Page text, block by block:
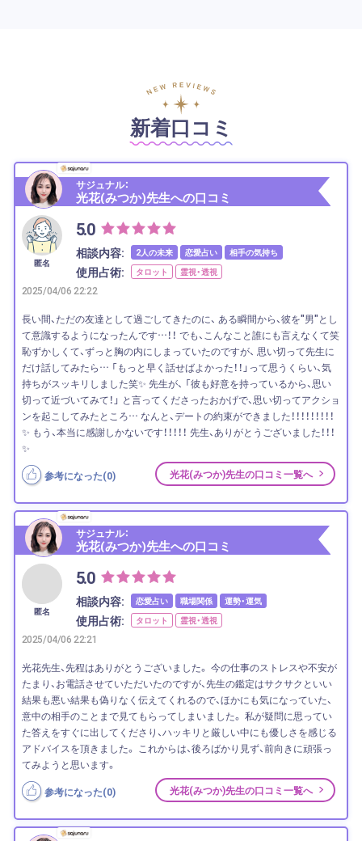
新着口コミ
サジュナル：
光花(みつか)先生への口コミ
匿名
5.0
相談内容: 2人の未来 恋愛占い 相手の気持ち
使用占術: タロット 霊視・透視
2025/04/06 22:22
長い間、ただの友達として過ごしてきたのに、 ある瞬間から、彼を"男"とし
て意識するようになったんです…！！ でも、こんなこと誰にも言えなくて笑
恥ずかしくて、ずっと胸の内にしまっていたのですが、 思い切って先生に
だけ話してみたら… 「もっと早く話せばよかった！！」って思うくらい、気
持ちがスッキリしました笑✨ 先生が、 「彼も好意を持っているから、思い
切って近づいてみて！」 と言ってくださったおかげで、思い切ってアクショ
ンを起こしてみたところ… なんと、デートの約束ができました！！！！！！！！！
✨ もう、本当に感謝しかないです！！！！！ 先生、ありがとうございました！！！
✨
参考になった(0) 光花(みつか)先生の口コミ一覧へ
サジュナル：
光花(みつか)先生への口コミ
匿名
5.0
相談内容: 恋愛占い 職場関係 運勢・運気
使用占術: タロット 霊視・透視
2025/04/06 22:21
光花先生、先程はありがとうございました。 今の仕事のストレスや不安が
たまり、お電話させていただいたのですが、先生の鑑定はサクサクといい
結果も悪い結果も偽りなく伝えてくれるので、ほかにも気になっていた、
意中の相手のことまで見てもらってしまいました。 私が疑問に思ってい
た答えをすぐに出してくださり、ハッキリと厳しい中にも優しさを感じる
アドバイスを頂きました。 これからは、後ろばかり見ず、前向きに頑張っ
てみようと思います。
参考になった(0) 光花(みつか)先生の口コミ一覧へ